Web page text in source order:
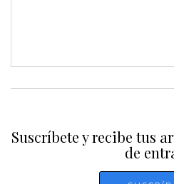
Suscríbete y recibe tus
de